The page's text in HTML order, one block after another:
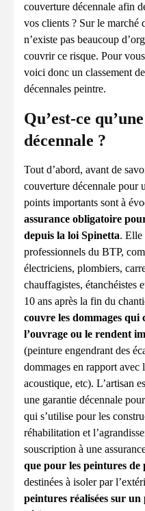
couverture décennale afin
vos clients ? Sur le marché
n’existe pas beaucoup
couvrir ce risque. Pour
voici donc un classement
décennales peintre.
Qu’est-ce
décennale ?
Tout d’abord, avant de
couverture décennale pour
points importants sont à
assurance obligatoire
depuis la loi Spinetta. Elle
professionnels du BTP,
électriciens, plombiers,
chauffagistes, étanchéistes
10 ans après la fin du
couvre les dommages
l’ouvrage ou le rendent
(peinture engendrant des
dommages en rapport avec
acoustique, etc). L’artisan
une garantie décennale
qui s’utilise pour les
réhabilitation et
souscription à une
que pour les peintures de
destinées à isoler par
peintures réalisées sur